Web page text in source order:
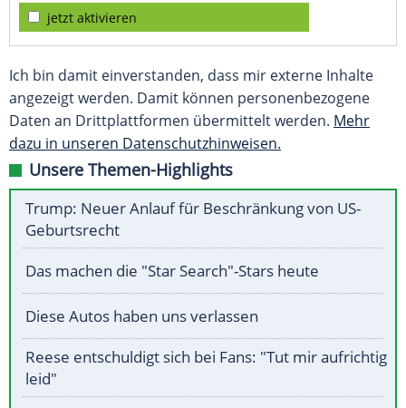
jetzt aktivieren
Ich bin damit einverstanden, dass mir externe Inhalte
angezeigt werden. Damit können personenbezogene
Daten an Drittplattformen übermittelt werden. Mehr
dazu in unseren Datenschutzhinweisen.
Unsere Themen-Highlights
Trump: Neuer Anlauf für Beschränkung von US-
Geburtsrecht
Das machen die "Star Search"-Stars heute
Diese Autos haben uns verlassen
Reese entschuldigt sich bei Fans: "Tut mir aufrichtig
leid"